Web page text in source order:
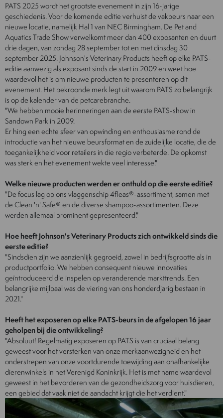
PATS 2025 wordt het grootste evenement in zijn 16-jarige
geschiedenis. Voor de komende editie verhuist de vakbeurs naar een
nieuwe locatie, namelijk Hal 1 van NEC Birmingham. De Pet and
Aquatics Trade Show verwelkomt meer dan 400 exposanten en duurt
drie dagen, van zondag 28 september tot en met dinsdag 30
september 2025. Johnson's Veterinary Products heeft op elke PATS-
editie aanwezig als exposant sinds de start in 2009 en weet hoe
waardevol het is om nieuwe producten te presenteren op dit
evenement. Het bekroonde merk legt uit waarom PATS zo belangrijk
is op de kalender van de petcarebranche.
"We hebben mooie herinneringen aan de eerste PATS-show in
Sandown Park in 2009.
Er hing een echte sfeer van opwinding en enthousiasme rond de
introductie van het nieuwe beursformat en de zuidelijke locatie, die de
toegankelijkheid voor retailers in die regio verbeterde. De opkomst
was sterk en het evenement wekte veel interesse."
Welke nieuwe producten werden er onthuld op die eerste editie?
"De focus lag op ons vlaggenschip 4fleas®-assortiment, samen met
de Clean 'n' Safe® en de diverse shampoo-assortimenten. Deze
werden allemaal prominent gepresenteerd."
Hoe heeft Johnson's Veterinary Products zich ontwikkeld sinds die
eerste editie?
"Sindsdien zijn we aanzienlijk gegroeid, zowel in bedrijfsgrootte als in
productportfolio. We hebben consequent nieuwe innovaties
geïntroduceerd die inspelen op veranderende markttrends. Een
belangrijke mijlpaal was de viering van ons honderdjarig bestaan in
2021."
Heeft het exposeren op elke PATS-beurs in de afgelopen 16 jaar
geholpen bij die ontwikkeling?
"Absoluut! Regelmatig exposeren op PATS is van cruciaal belang
geweest voor het versterken van onze merkaanwezigheid en het
onderstrepen van onze voortdurende toewijding aan onafhankelijke
dierenwinkels in het Verenigd Koninkrijk. Het is met name waardevol
geweest in het bevorderen van de gezondheidszorg voor huisdieren,
een gebied dat vaak niet de aandacht krijgt die het verdient."